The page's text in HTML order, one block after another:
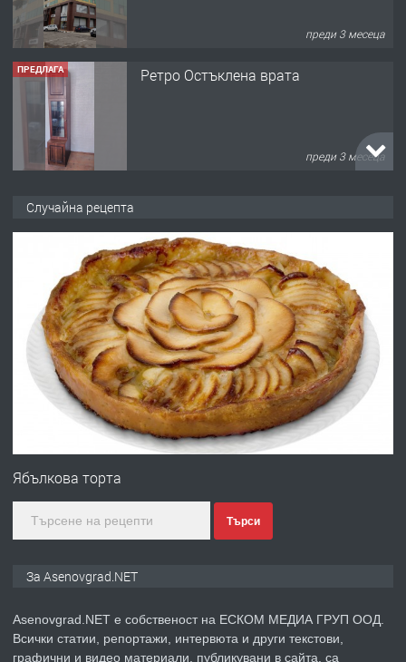
преди 3 месеца
ПРЕДЛАГА Ретро Остъклена врата
преди 3 месеца
преди 10 месеца
ПРЕДЛАГА
Професионална броячна машина -
със сертификат от ЕЦБ
преди 1 година
Професионална зеленчукорезачка
преди 2 години
Случайна рецепта
Ябълкова торта
Търси
За Asenovgrad.NET
Asenovgrad.NET е собственост на ЕСКОМ МЕДИА ГРУП ООД.
Всички статии, репортажи, интервюта и други текстови,
графични и видео материали, публикувани в сайта, са